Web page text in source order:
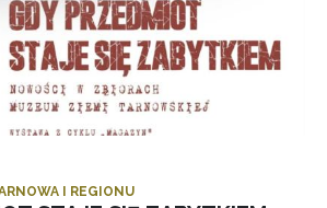
I REGIONU